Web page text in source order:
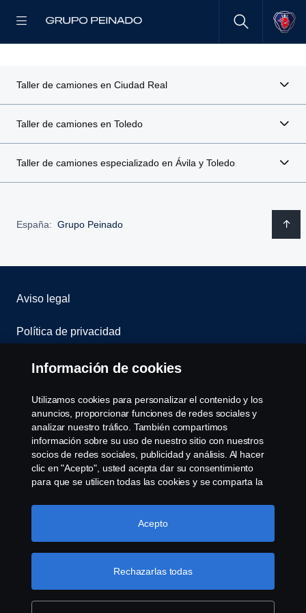
Taller de camiones en Ciudad Real
Taller de camiones en Toledo
Taller de camiones especializado en Ávila y Toledo
España: Grupo Peinado
Aviso legal
Política de privacidad
Scania Assitance
Política de cookies
Opciones de Cookies
© Copyright Scania 2008-2022. Todos los derechos
Información de cookies
Utilizamos cookies para personalizar el contenido y los
anuncios, proporcionar funciones de redes sociales y
analizar nuestro tráfico. También compartimos
información sobre su uso de nuestro sitio con nuestros
socios de redes sociales, publicidad y análisis. Al hacer
clic en "Acepto", usted acepta dar su consentimiento
para que se utilicen todas las cookies y se comparta la
haciendo clic en "Configuración de cookies" y
seleccionando las categorías que desea aceptar. Para
Más información sobre su privacidad
Rechazarlas todas
Acepto